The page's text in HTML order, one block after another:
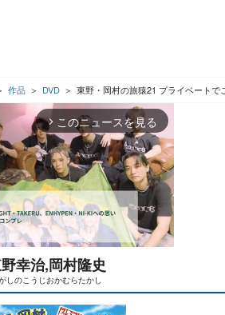
作品 DVD 東野・岡村の旅猿21 プライベート
arrow_forward_ios このニュースを見る
M
u
幸治,岡村隆史
しのこうじおかむらたかし